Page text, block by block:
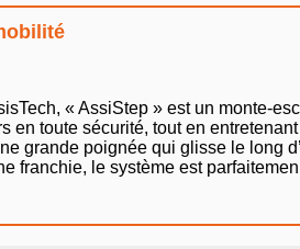
« AssiStep » est un monte-
en toute sécurité, tout en
grande poignée qui glisse le long
franchie, le système est